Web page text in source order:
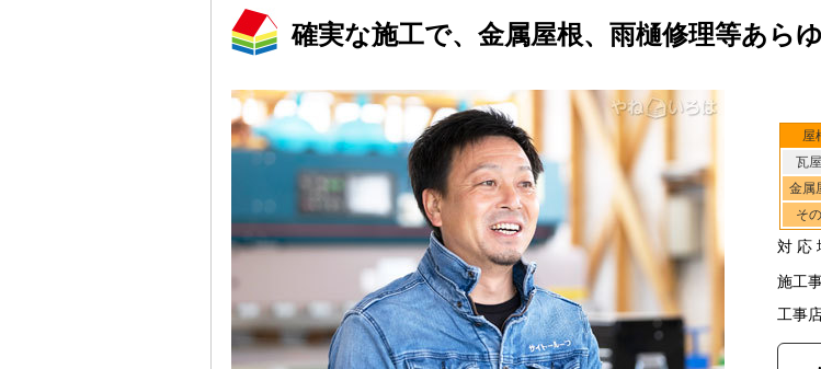
確実な施工で、金属屋根、雨樋修理等あら
屋
瓦
金属
そ
対応
施工
工事